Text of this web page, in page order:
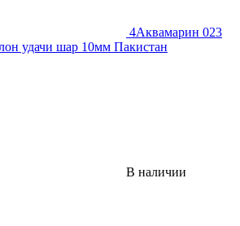
4Аквамарин 023
удачи шар 10мм Пакистан
В наличии